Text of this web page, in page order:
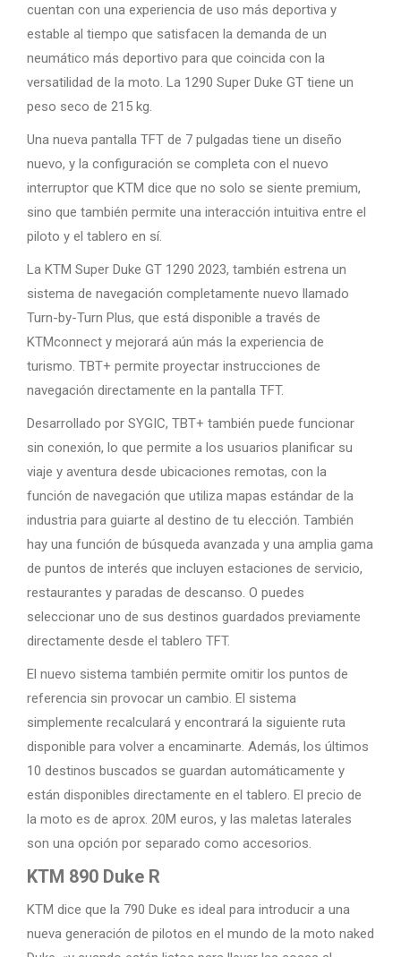
cuentan con una experiencia de uso más deportiva y
estable al tiempo que satisfacen la demanda de un
neumático más deportivo para que coincida con la
versatilidad de la moto. La 1290 Super Duke GT tiene un
peso seco de 215 kg.
Una nueva pantalla TFT de 7 pulgadas tiene un diseño
nuevo, y la configuración se completa con el nuevo
interruptor que KTM dice que no solo se siente premium,
sino que también permite una interacción intuitiva entre el
piloto y el tablero en sí.
La KTM Super Duke GT 1290 2023, también estrena un
sistema de navegación completamente nuevo llamado
Turn-by-Turn Plus, que está disponible a través de
KTMconnect y mejorará aún más la experiencia de
turismo. TBT+ permite proyectar instrucciones de
navegación directamente en la pantalla TFT.
Desarrollado por SYGIC, TBT+ también puede funcionar
sin conexión, lo que permite a los usuarios planificar su
viaje y aventura desde ubicaciones remotas, con la
función de navegación que utiliza mapas estándar de la
industria para guiarte al destino de tu elección. También
hay una función de búsqueda avanzada y una amplia gama
de puntos de interés que incluyen estaciones de servicio,
restaurantes y paradas de descanso. O puedes
seleccionar uno de sus destinos guardados previamente
directamente desde el tablero TFT.
El nuevo sistema también permite omitir los puntos de
referencia sin provocar un cambio. El sistema
simplemente recalculará y encontrará la siguiente ruta
disponible para volver a encaminarte. Además, los últimos
10 destinos buscados se guardan automáticamente y
están disponibles directamente en el tablero. El precio de
la moto es de aprox. 20M euros, y las maletas laterales
son una opción por separado como accesorios.
KTM 890 Duke R
KTM dice que la 790 Duke es ideal para introducir a una
nueva generación de pilotos en el mundo de la moto naked